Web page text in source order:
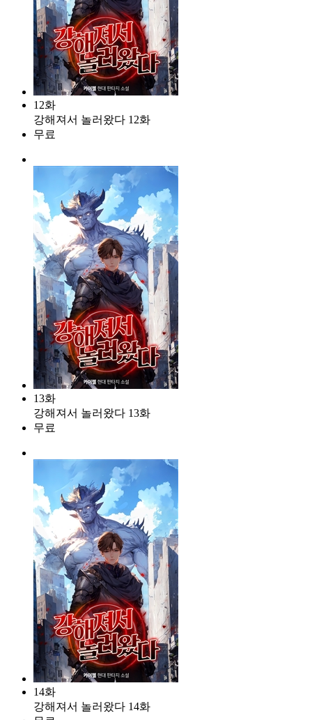
12화
강해져서 놀러왔다 12화
무료
13화
강해져서 놀러왔다 13화
무료
14화
강해져서 놀러왔다 14화